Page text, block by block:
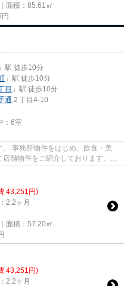
面積：85.61㎡
円
」駅 徒歩10分
」駅 徒歩10分
目 」駅 徒歩10分
通 ２丁目4-10
6室
事務所物件をはじめ、飲食・美
舗物件をご紹介しております。
43,251円)
2.2ヶ月
面積：57.20㎡
43,251円)
2.2ヶ月